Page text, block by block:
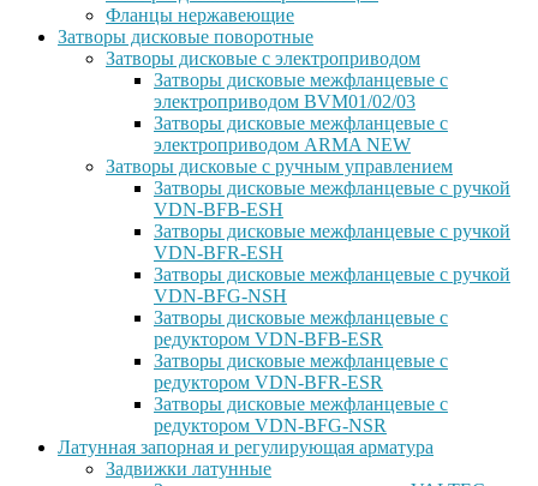
Фланцы нержавеющие
Затворы дисковые поворотные
Затворы дисковые с электроприводом
Затворы дисковые межфланцевые с
электроприводом BVM01/02/03
Затворы дисковые межфланцевые с
электроприводом ARMA NEW
Затворы дисковые с ручным управлением
Затворы дисковые межфланцевые с ручкой
VDN-BFB-ESH
Затворы дисковые межфланцевые с ручкой
VDN-BFR-ESH
Затворы дисковые межфланцевые с ручкой
VDN-BFG-NSH
Затворы дисковые межфланцевые с
редуктором VDN-BFB-ESR
Затворы дисковые межфланцевые с
редуктором VDN-BFR-ESR
Затворы дисковые межфланцевые с
редуктором VDN-BFG-NSR
Латунная запорная и регулирующая арматура
Задвижки латунные